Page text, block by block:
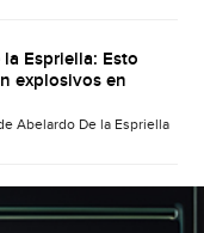
Espriella: Esto
explosivos en
Abelardo De la Espriella